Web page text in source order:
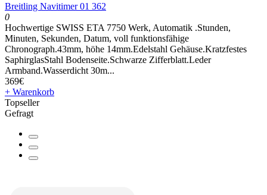
Breitling Navitimer 01 362
0
Hochwertige SWISS ETA 7750 Werk, Automatik .Stunden,
Minuten, Sekunden, Datum, voll funktionsfähige
Chronograph.43mm, höhe 14mm.Edelstahl Gehäuse.Kratzfestes
SaphirglasStahl Bodenseite.Schwarze Zifferblatt.Leder
Armband.Wasserdicht 30m...
369€
+ Warenkorb
Topseller
Gefragt